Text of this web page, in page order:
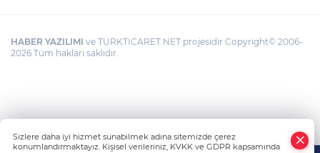
HABER YAZILIMI ve TURKTICARET.NET projesidir Copyright© 2006-
2026 Tüm hakları saklıdır.
Sizlere daha iyi hizmet sunabilmek adına sitemizde çerez
konumlandırmaktayız. Kişisel verileriniz, KVKK ve GDPR kapsamında